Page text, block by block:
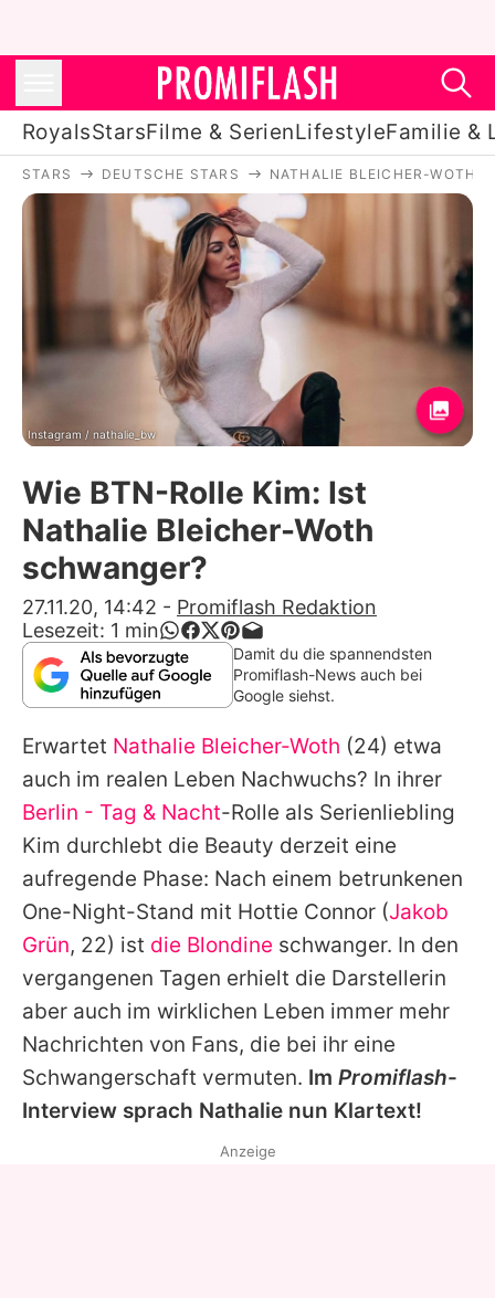
RoyalsStarsFilme & SerienLifestyleFamilie &
Royals
Stars
Filme & Serien
Lifestyle
Familie & Liebe
Promiflash Exklusiv
Alle Themen auf Promiflash
App runterladen
Team
Redaktionelle Richtlinien
Impressum
Datenschutzerklärung
Nutzungsbedingungen
Utiq verwalten
STARS DEUTSCHE STARS NATHALIE BLEICHER-WOTH
Instagram / nathalie_bw
Wie BTN-Rolle Kim: Ist
Nathalie Bleicher-Woth
schwanger?
27.11.20, 14:42 - Promiflash Redaktion
Lesezeit: 1 min
Damit du die spannendsten
Promiflash-News auch bei
Google siehst.
Erwartet Nathalie Bleicher-Woth (24) etwa
auch im realen Leben Nachwuchs? In ihrer
Berlin - Tag & Nacht-Rolle als Serienliebling
Kim durchlebt die Beauty derzeit eine
aufregende Phase: Nach einem betrunkenen
One-Night-Stand mit Hottie Connor (Jakob
Grün, 22) ist die Blondine schwanger. In den
vergangenen Tagen erhielt die Darstellerin
aber auch im wirklichen Leben immer mehr
Nachrichten von Fans, die bei ihr eine
Schwangerschaft vermuten. Im Promiflash-
Interview sprach Nathalie nun Klartext!
Anzeige